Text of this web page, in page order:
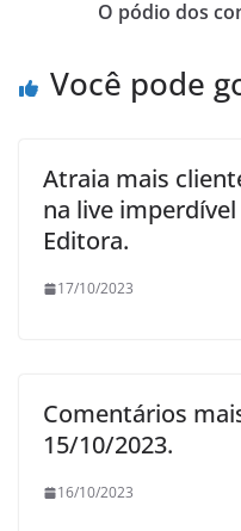
O pódio dos
Você pode
Atraia mais
na live
Editora.
17/10/2023
Comentários
15/10/2023.
16/10/2023